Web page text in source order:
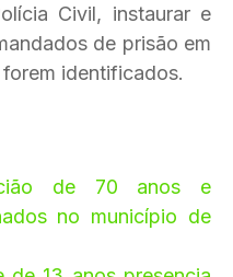
Civil, instaurar e
de prisão em
identificados.
de 70 anos e
no município de